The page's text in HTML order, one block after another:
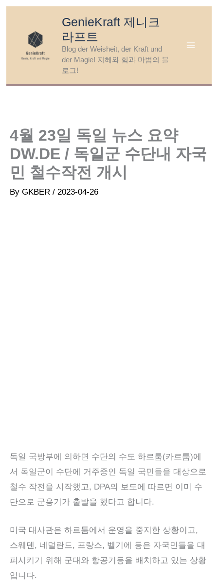
Skip
GenieKraft 제니크
라프트
Blog der Weisheit, der Kraft und
der Magie! 지혜와 힘과 마법의 블
로그!
4월 23일 독일 뉴스 요약
DW.DE / 독일군 수단내 자국
민 철수작전 개시
By GKBER / 2023-04-26
독일 국방부에 의하면 수단의 수도 하르툼(카르툼)에
서 독일군이 수단에 거주중인 독일 국민들을 대상으로
철수 작전을 시작했고, DPA의 보도에 따르면 이미 수
단으로 군용기가 출발을 했다고 합니다.
미국 대사관은 하르툼에서 운영을 중지한 상황이고,
스웨덴, 네덜란드, 프랑스, 벨기에 등은 자국민들을 대
피시키기 위해 군대와 항공기등을 배치하고 있는 상황
입니다.